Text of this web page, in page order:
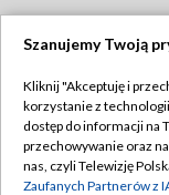
Abonament TVP
Emisja w TVP
Szanujemy Twoją
Kliknij "Akceptuję i
korzystanie z
dostęp do informacji na
przechowywanie oraz
nas, czyli Telewizję
Zaufanych Partnerów z